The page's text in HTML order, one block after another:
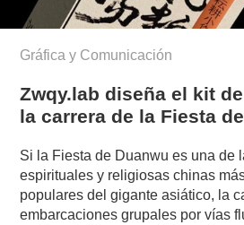
Gráfica y Comunicación
Zwqy.lab diseña el kit
la carrera de la Fiesta
Si la Fiesta de Duanwu es una de
espirituales y religiosas chinas
populares del gigante asiático, la
embarcaciones grupales por vías